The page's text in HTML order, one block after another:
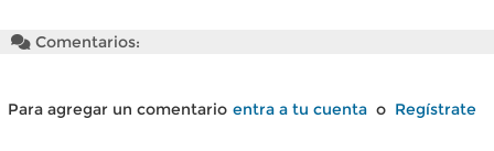
Comentarios:
Para agregar un comentario entra a tu cuenta o Regístrate